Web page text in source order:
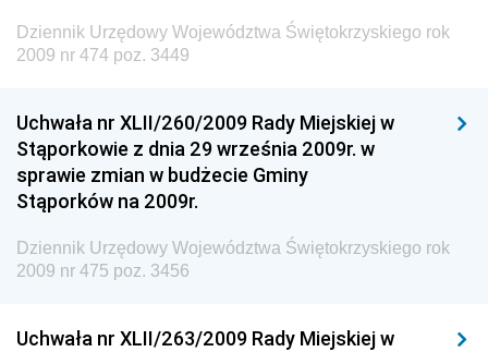
Dziennik Urzędowy Ministra Transportu, Budownictwa
i Gospodarki Morskiej
Dziennik Urzędowy Ministra Spraw Zagranicznych
Dziennik Urzędowy Centralnego Biura
Antykorupcyjnego
Wewnętrznego
Dziennik Urzędowy Urzędu Patentowego
Dziennik Urzędowy Generalnej Dyrekcji Dróg
Dziennik Urzędowy Województwa Świętokrzyskiego rok
2009 nr 474 poz. 3449
Uchwała nr XLII/260/2009 Rady Miejskiej w
Stąporkowie z dnia 29 września 2009r. w
sprawie zmian w budżecie Gminy
Stąporków na 2009r.
Dziennik Urzędowy Województwa Świętokrzyskiego rok
2009 nr 475 poz. 3456
Uchwała nr XLII/263/2009 Rady Miejskiej w